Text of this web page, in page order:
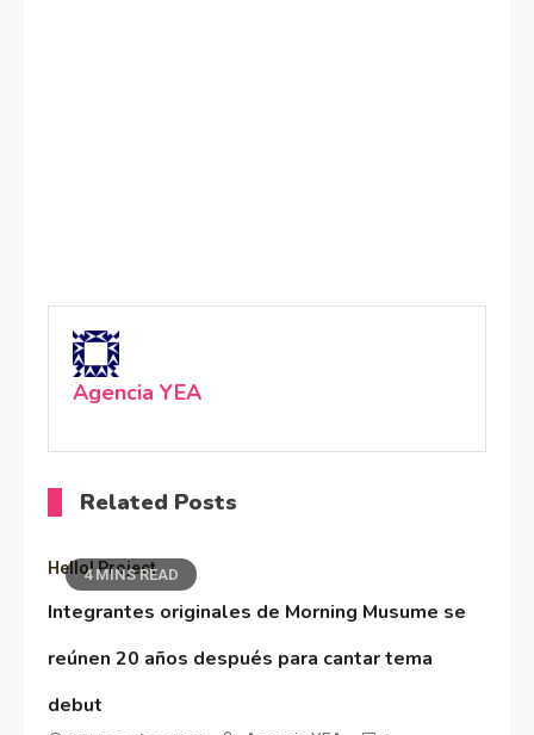
Agencia YEA
Related Posts
4 MINS READ
Hello! Project
Integrantes originales de Morning Musume se
reúnen 20 años después para cantar tema
debut